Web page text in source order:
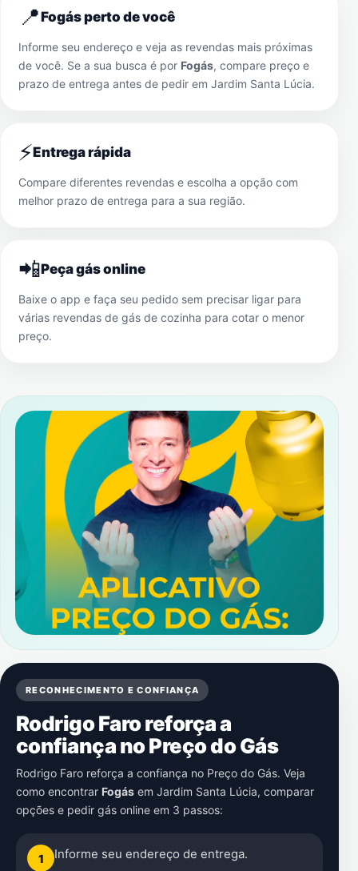
📍Fogás perto de você
Informe seu endereço e veja as revendas mais próximas
de você. Se a sua busca é por Fogás, compare preço e
prazo de entrega antes de pedir em Jardim Santa Lúcia.
⚡Entrega rápida
Compare diferentes revendas e escolha a opção com
melhor prazo de entrega para a sua região.
📲Peça gás online
Baixe o app e faça seu pedido sem precisar ligar para
várias revendas de gás de cozinha para cotar o menor
preço.
RECONHECIMENTO E CONFIANÇA
Rodrigo Faro reforça a
confiança no Preço do Gás
Rodrigo Faro reforça a confiança no Preço do Gás. Veja
como encontrar Fogás em Jardim Santa Lúcia, comparar
opções e pedir gás online em 3 passos:
1 Informe seu endereço de entrega.